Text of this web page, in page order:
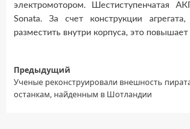
электромотором. Шестиступенчатая
Sonata. За счет конструкции
разместить внутри корпуса, это
Навигация
записи
Предыдущий
Ученые реконструировали внешность
останкам, найденным в Шотландии